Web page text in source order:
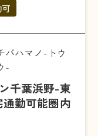
バハマノ-トウ
-
千葉浜野-東
勤可能圏内